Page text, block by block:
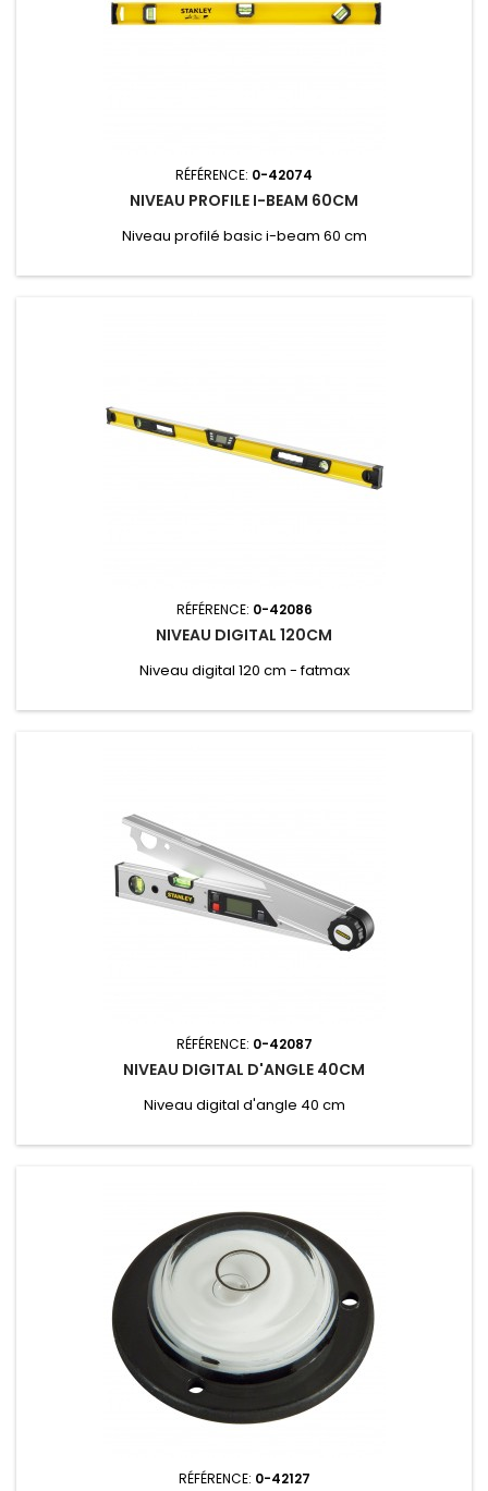
RÉFÉRENCE: 0-42074
NIVEAU PROFILE I-BEAM 60CM
Niveau profilé basic i-beam 60 cm
RÉFÉRENCE: 0-42086
NIVEAU DIGITAL 120CM
Niveau digital 120 cm - fatmax
RÉFÉRENCE: 0-42087
NIVEAU DIGITAL D'ANGLE 40CM
Niveau digital d'angle 40 cm
RÉFÉRENCE: 0-42127